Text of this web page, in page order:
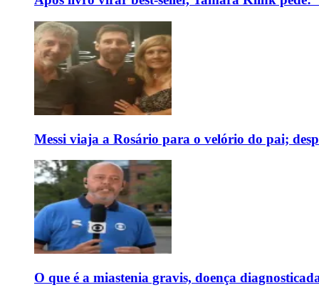
Messi viaja a Rosário para o velório do pai;
O que é a miastenia gravis, doença